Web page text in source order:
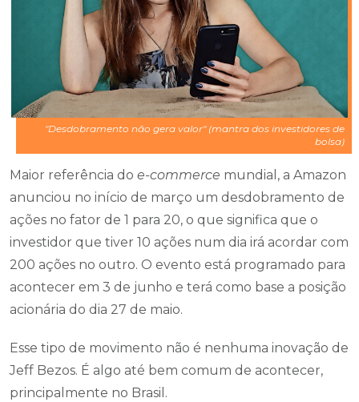
"Desdobramento não gera valor" (mantra dos investidores de
bolsa)
Maior referência do e-commerce mundial, a Amazon
anunciou no início de março um desdobramento de
ações no fator de 1 para 20, o que significa que o
investidor que tiver 10 ações num dia irá acordar com
200 ações no outro. O evento está programado para
acontecer em 3 de junho e terá como base a posição
acionária do dia 27 de maio.
Esse tipo de movimento não é nenhuma inovação de
Jeff Bezos. É algo até bem comum de acontecer,
principalmente no Brasil.